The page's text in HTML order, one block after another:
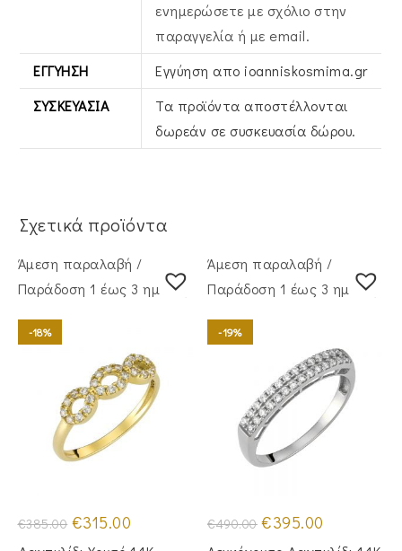
ενημερώσετε με σχόλιο στην
παραγγελία ή με email.
ΕΓΓΎΗΣΗ
Εγγύηση απο ioanniskosmima.gr
ΣΥΣΚΕΥΑΣΊΑ
Τα προϊόντα αποστέλλονται
δωρεάν σε συσκευασία δώρου.
Σχετικά προϊόντα
Άμεση παραλαβή /
Παράδoση 1 έως 3 ημέρες
-18%
€385.00 Original
price
was:
€315.00
τιμή
Άμεση παραλαβή /
Παράδoση 1 έως 3 ημέρες
-19%
€490.00 Original
price
€395.00
τιμή